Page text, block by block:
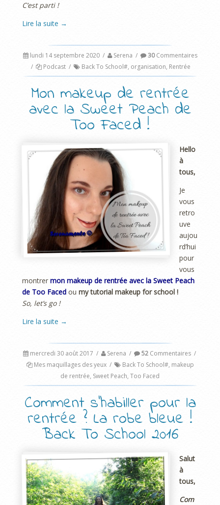
C’est parti !
Lire la suite →
lundi 14 septembre 2020 / Serena / 30Commentaires
/
Podcast / Back To School#, organisation, Rentrée
Mon makeup de rentrée
avec la Sweet Peach de
Too Faced !
Hello
à
tous,
Je
vous
retro
uve
aujou
rd’hui
pour
vous
montrer mon makeup de rentrée avec la Sweet Peach
de Too Faced ou my tutorial makeup for school !
So, let’s go !
Lire la suite →
mercredi 30 août 2017 / Serena / 52Commentaires /
Mes maquillages des yeux / Back To School#, makeup
de rentrée, Sweet Peach, Too Faced
Comment s’habiller pour la
rentrée ? La robe bleue !
Back To School 2016
Salut
à
tous,
Com